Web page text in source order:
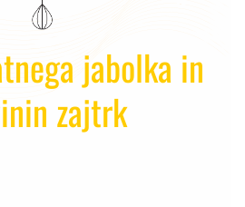
jabolka in
zajtrk